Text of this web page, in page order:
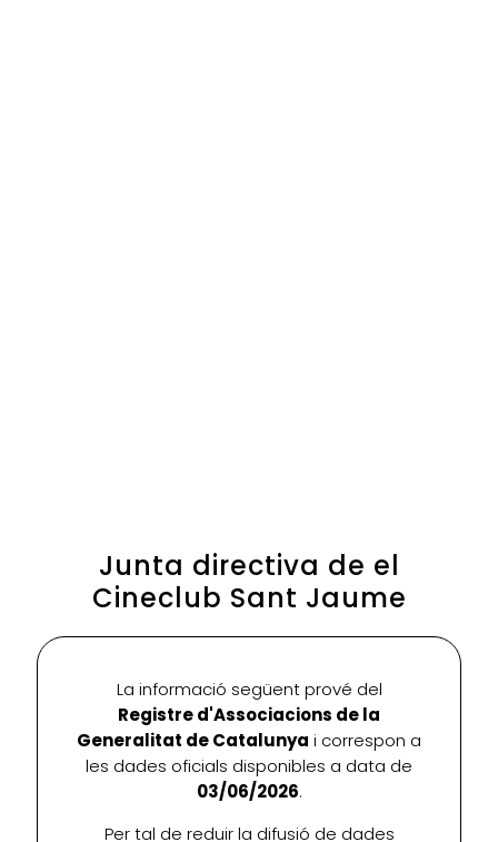
Junta directiva de el
Cineclub Sant Jaume
La informació següent prové del
Registre d'Associacions de la
Generalitat de Catalunya i correspon a
les dades oficials disponibles a data de
03/06/2026.
Per tal de reduir la difusió de dades